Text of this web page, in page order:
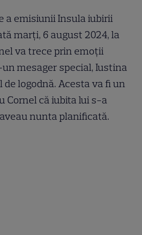
a emisiunii Insula iubirii
marți, 6 august 2024, la
va trece prin emoții
mesager special, Iustina
logodnă. Acesta va fi un
Cornel că iubita lui s-a
nunta planificată.